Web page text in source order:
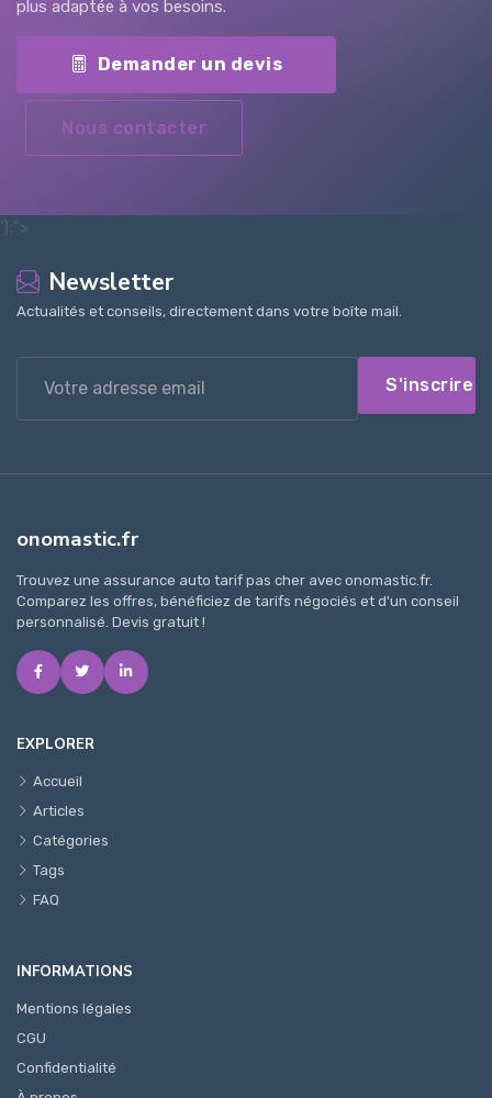
plus adaptée à vos besoins.
Demander un devis
Nous contacter
');">
Newsletter
Actualités et conseils, directement dans votre boîte mail.
S'inscrire
onomastic.fr
Trouvez une assurance auto tarif pas cher avec onomastic.fr.
Comparez les offres, bénéficiez de tarifs négociés et d'un conseil
personnalisé. Devis gratuit !
EXPLORER
Accueil
Articles
Catégories
Tags
FAQ
INFORMATIONS
Mentions légales
CGU
Confidentialité